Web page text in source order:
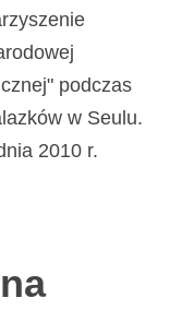
podczas
w Seulu.
2010 r.